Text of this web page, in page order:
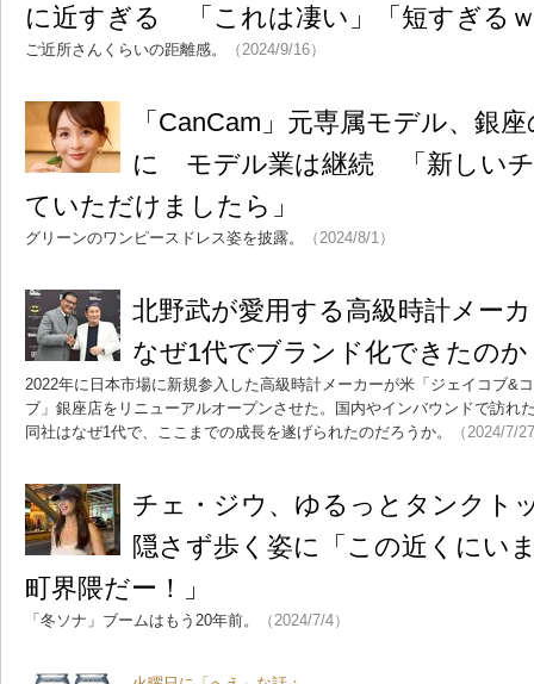
に近すぎる 「これは凄い」「短すぎる
ご近所さんくらいの距離感。 （2024/9/16）
「CanCam」元専属モデル、銀
に モデル業は継続 「新しいチ
ていただけましたら」
グリーンのワンピースドレス姿を披露。 （2024/8/1）
北野武が愛用する高級時計メー
なぜ1代でブランド化できたのか
2022年に日本市場に新規参入した高級時計メーカーが米「ジェイコブ&
ブ」銀座店をリニューアルオープンさせた。国内やインバウンドで訪れ
同社はなぜ1代で、ここまでの成長を遂げられたのだろうか。
（2024/7/
チェ・ジウ、ゆるっとタンクト
隠さず歩く姿に「この近くにい
町界隈だー！」
「冬ソナ」ブームはもう20年前。 （2024/7/4）